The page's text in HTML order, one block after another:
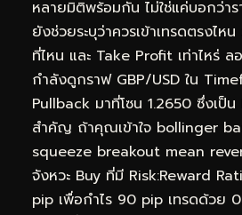
หลายมิติพร้อมกัน ไม่ใช่แค่บอกว่า
ยังช่วยระบุว่าควรเข้าเทรดตรงไห
ที่ไหน และ Take Profit เท่าไหร่
กำลังดูกราฟ GBP/USD ใน
Pullback มาที่โซน 1.2650 ซึ่งเป็
สำคัญ ถ้าคุณเข้าใจ bollinger
squeeze breakout mean
จังหวะ Buy ที่มี Risk:Reward
pip เพื่อกำไร 90 pip เทรดด้วย